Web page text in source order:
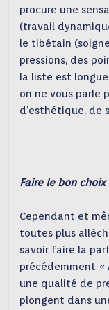
procure une
(travail
le tibétain
pressions, des
la liste est
on ne vous parle
d’esthétique, de
Faire le bon choix
Cependant et
toutes plus
savoir faire la
précédemment «
une qualité de
plongent dans